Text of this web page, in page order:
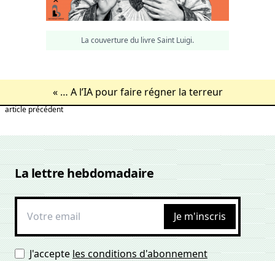
La couverture du livre Saint Luigi.
article précédent
« … A l’IA pour faire régner la terreur
La lettre hebdomadaire
Je m'inscris
J'accepteles conditions d'abonnement